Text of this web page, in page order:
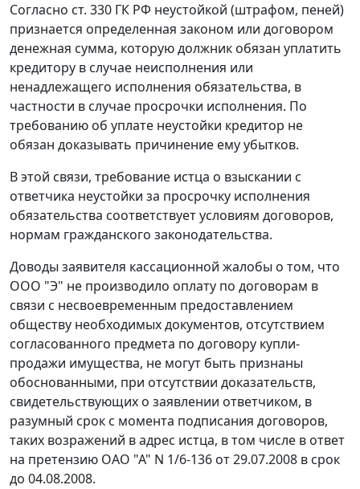
Согласно ст. 330 ГК РФ неустойкой (штрафом, пеней)
признается определенная законом или договором
денежная сумма, которую должник обязан уплатить
кредитору в случае неисполнения или
ненадлежащего исполнения обязательства, в
частности в случае просрочки исполнения. По
требованию об уплате неустойки кредитор не
обязан доказывать причинение ему убытков.
В этой связи, требование истца о взыскании с
ответчика неустойки за просрочку исполнения
обязательства соответствует условиям договоров,
нормам гражданского законодательства.
Доводы заявителя кассационной жалобы о том, что
ООО "Э" не производило оплату по договорам в
связи с несвоевременным предоставлением
обществу необходимых документов, отсутствием
согласованного предмета по договору купли-
продажи имущества, не могут быть признаны
обоснованными, при отсутствии доказательств,
свидетельствующих о заявлении ответчиком, в
разумный срок с момента подписания договоров,
таких возражений в адрес истца, в том числе в ответ
на претензию ОАО "А" N 1/6-136 от 29.07.2008 в срок
до 04.08.2008.